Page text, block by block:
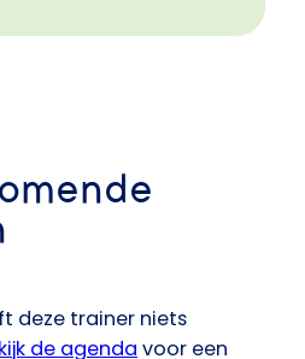
deze trainer niets
de agenda voor een